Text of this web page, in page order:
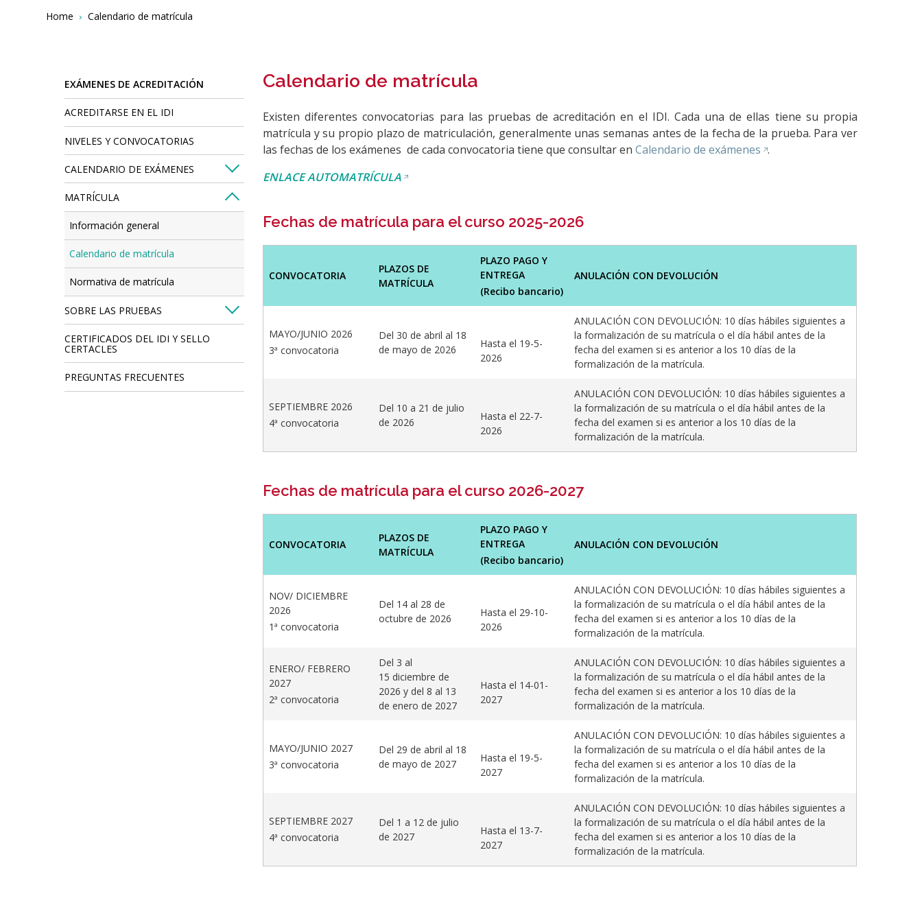
Breadcrumbs
You
Home Calendario de matrícula
EXÁMENES DE ACREDITACIÓN
ACREDITARSE EN EL IDI
NIVELES Y CONVOCATORIAS
CALENDARIO DE EXÁMENES
MATRÍCULA
Información general
Calendario de matrícula
Normativa de matrícula
SOBRE LAS PRUEBAS
CERTIFICADOS DEL IDI Y SELLO
CERTACLES
PREGUNTAS FRECUENTES
Calendario de matrícula
Existen diferentes convocatorias para las pruebas de acreditación en el IDI. Cada una de ellas tiene su propia
matrícula y su propio plazo de matriculación, generalmente unas semanas antes de la fecha de la prueba. Para ver
las fechas de los exámenes de cada convocatoria tiene que consultar enCalendario de exámenes .
ENLACE AUTOMATRÍCULA
Fechas de matrícula para el curso 2025-2026
CONVOCATORIA
PLAZOS DE
MATRÍCULA
PLAZO PAGO Y
ENTREGA
(Recibo bancario)
ANULACIÓN CON DEVOLUCIÓN
MAYO/JUNIO 2026
3ª convocatoria
Del 30 de abril al 18
de mayo de 2026
Hasta el 19-5-
2026
ANULACIÓN CON DEVOLUCIÓN: 10 días hábiles siguientes a
la formalización de su matrícula o el día hábil antes de la
fecha del examen si es anterior a los 10 días de la
formalización de la matrícula.
SEPTIEMBRE 2026
4ª convocatoria
Del 10 a 21 de julio
de 2026
Hasta el 22-7-
2026
ANULACIÓN CON DEVOLUCIÓN: 10 días hábiles siguientes a
la formalización de su matrícula o el día hábil antes de la
fecha del examen si es anterior a los 10 días de la
formalización de la matrícula.
Fechas de matrícula para el curso 2026-2027
CONVOCATORIA
PLAZOS DE
MATRÍCULA
PLAZO PAGO Y
ENTREGA
(Recibo bancario)
ANULACIÓN CON DEVOLUCIÓN
NOV/ DICIEMBRE
2026
1ª convocatoria
Del 14 al 28 de
octubre de 2026
Hasta el 29-10-
2026
ANULACIÓN CON DEVOLUCIÓN: 10 días hábiles siguientes a
la formalización de su matrícula o el día hábil antes de la
fecha del examen si es anterior a los 10 días de la
formalización de la matrícula.
ENERO/ FEBRERO
2027
2ª convocatoria
Del 3 al
15 diciembre de
2026 y del 8 al 13
de enero de 2027
Hasta el 14-01-
2027
ANULACIÓN CON DEVOLUCIÓN: 10 días hábiles siguientes a
la formalización de su matrícula o el día hábil antes de la
fecha del examen si es anterior a los 10 días de la
formalización de la matrícula.
MAYO/JUNIO 2027
3ª convocatoria
Del 29 de abril al 18
de mayo de 2027
Hasta el 19-5-
2027
ANULACIÓN CON DEVOLUCIÓN: 10 días hábiles siguientes a
la formalización de su matrícula o el día hábil antes de la
fecha del examen si es anterior a los 10 días de la
formalización de la matrícula.
SEPTIEMBRE 2027
4ª convocatoria
Del 1 a 12 de julio
de 2027
Hasta el 13-7-
2027
ANULACIÓN CON DEVOLUCIÓN: 10 días hábiles siguientes a
la formalización de su matrícula o el día hábil antes de la
fecha del examen si es anterior a los 10 días de la
formalización de la matrícula.